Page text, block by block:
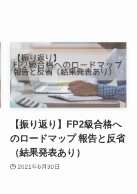
【振り返り】FP2級合格へ
のロードマップ 報告と反省
（結果発表あり）
2021年6月30日